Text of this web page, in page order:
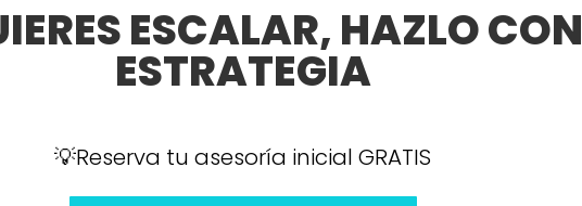
ESCALAR, HAZLO CON
ESTRATEGIA
💡Reserva tu asesoría inicial GRATIS